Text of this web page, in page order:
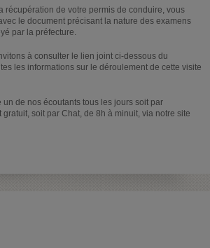
de votre permis de conduire, vous
le document précisant la nature des examens
par la préfecture.
à consulter le lien joint ci-dessous du
les informations sur le déroulement de cette visite
de nos écoutants tous les jours soit par
soit par Chat, de 8h à minuit, via notre site